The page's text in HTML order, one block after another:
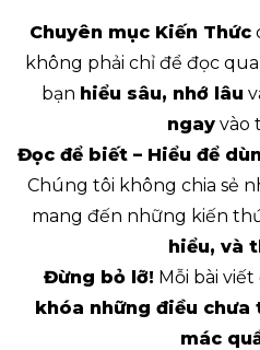
Chuyên mục Kiến Thức
không phải chỉ để đọc
bạn hiểu sâu, nhớ lâu
ngay vào
Đọc để biết – Hiểu để
Chúng tôi không chia sẻ
mang đến những kiến
hiểu, và
Đừng bỏ lỡ! Mỗi bài
khóa những điều
mác